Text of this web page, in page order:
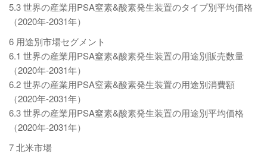
5.3 世界の産業用PSA窒素&酸素発生装置のタイプ別平均価格
（2020年-2031年）
6 用途別市場セグメント
6.1 世界の産業用PSA窒素&酸素発生装置の用途別販売数量
（2020年-2031年）
6.2 世界の産業用PSA窒素&酸素発生装置の用途別消費額
（2020年-2031年）
6.3 世界の産業用PSA窒素&酸素発生装置の用途別平均価格
（2020年-2031年）
7 北米市場